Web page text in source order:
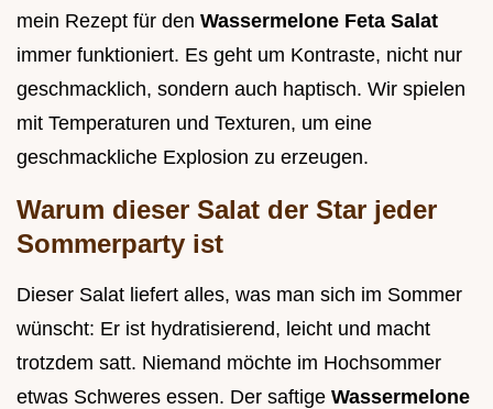
mein Rezept für den Wassermelone Feta Salat
immer funktioniert. Es geht um Kontraste, nicht nur
geschmacklich, sondern auch haptisch. Wir spielen
mit Temperaturen und Texturen, um eine
geschmackliche Explosion zu erzeugen.
Warum dieser Salat der Star jeder
Sommerparty ist
Dieser Salat liefert alles, was man sich im Sommer
wünscht: Er ist hydratisierend, leicht und macht
trotzdem satt. Niemand möchte im Hochsommer
etwas Schweres essen. Der saftige Wassermelone